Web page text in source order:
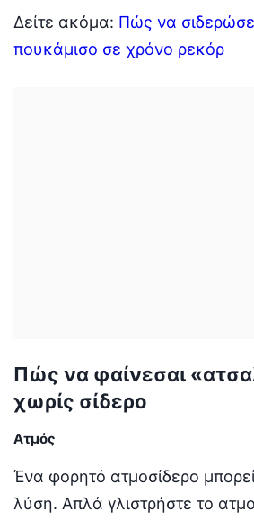
Δείτε ακόμα: Πώς να
πουκάμισο σε χρόνο ρεκόρ
Πώς να φαίνεσαι
χωρίς σίδερο
Ατμός
Ένα φορητό ατμοσίδερο
λύση. Απλά γλιστρήστε το